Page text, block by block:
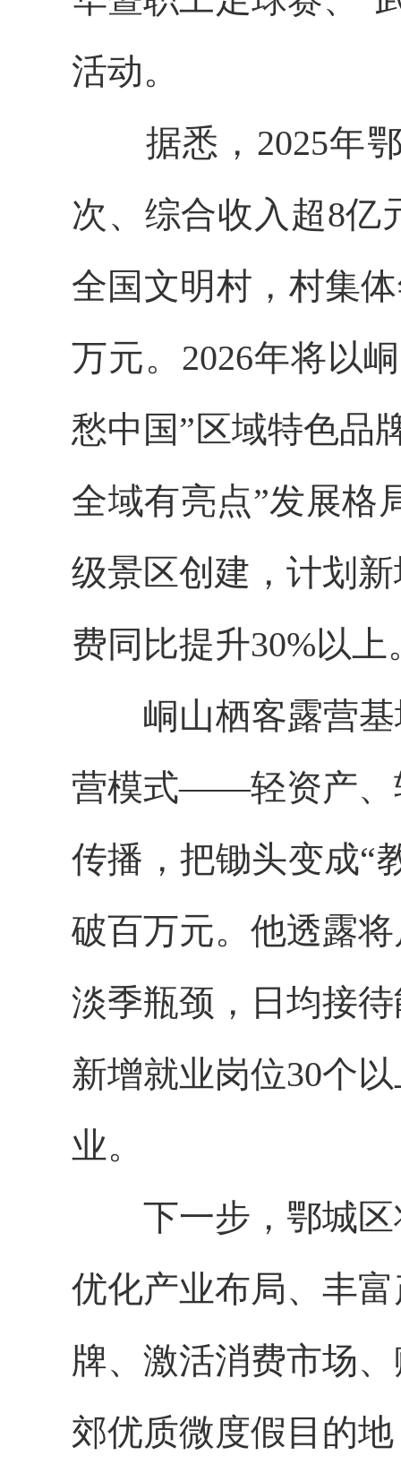
活动。
据悉， 2025年
次、综合收入超8亿
全国文明村，村集
万元。2026年将以
愁中国”区域特色品
全域有亮点”发展格
级景区创建，计划
费同比提升30%以上
峒山栖客露营
营模式——轻资产、
传播，把锄头变成“
破百万元。他透露
淡季瓶颈，日均接
新增就业岗位30个
业。
下一步，鄂城区
优化产业布局、丰
牌、激活消费市场
郊优质微度假目的